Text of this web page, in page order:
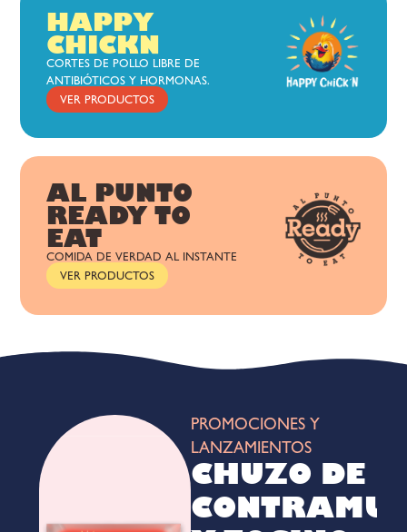
HAPPY
CHICKN
CORTES DE POLLO LIBRE DE
ANTIBIÓTICOS Y HORMONAS.
VER PRODUCTOS
AL PUNTO
READY TO
EAT
COMIDA DE VERDAD AL INSTANTE
VER PRODUCTOS
PROMOCIONES Y
LANZAMIENTOS
CHUZO DE